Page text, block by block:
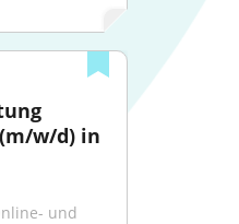
w/d) in
und